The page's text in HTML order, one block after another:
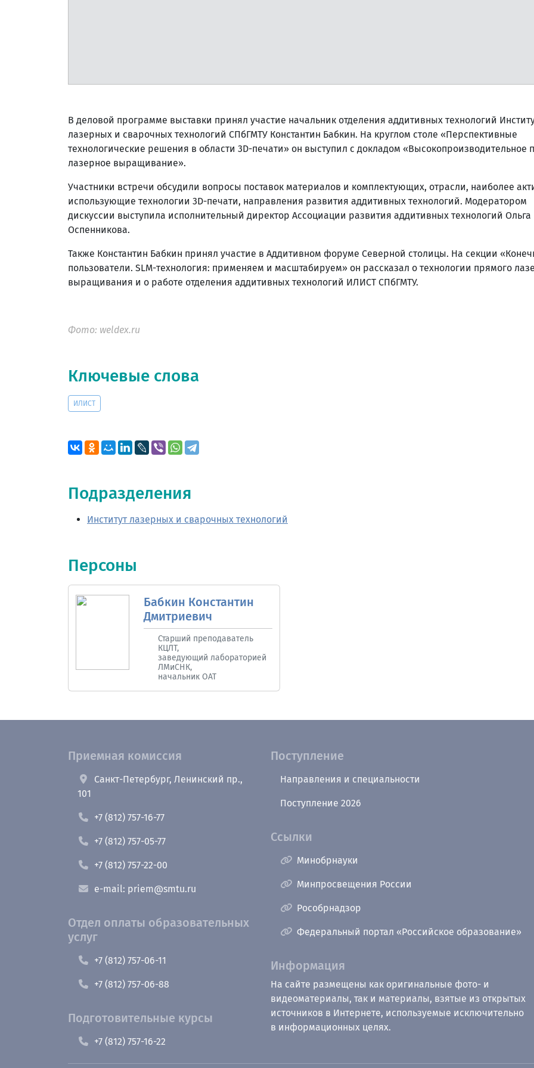
В деловой программе выставки принял участие начальник отделения аддитивных технологий
лазерных и сварочных технологий СПбГМТУ Константин Бабкин. На круглом столе «Перспективные
технологические решения в области 3D-печати» он выступил с докладом «Высокопроизводительное
лазерное выращивание».
Участники встречи обсудили вопросы поставок материалов и комплектующих, отрасли, наиболее
использующие технологии 3D-печати, направления развития аддитивных технологий. Модератором
дискуссии выступила исполнительный директор Ассоциации развития аддитивных технологий Ольга
Оспенникова.
Также Константин Бабкин принял участие в Аддитивном форуме Северной столицы. На секции
пользователи. SLM-технология: применяем и масштабируем» он рассказал о технологии прямого
выращивания и о работе отделения аддитивных технологий ИЛИСТ СПбГМТУ.
Фото: weldex.ru
Ключевые слова
ИЛИСТ
Подразделения
Институт лазерных и сварочных технологий
Персоны
Бабкин Константин
Дмитриевич
Старший преподаватель
КЦЛТ,
заведующий лабораторией
ЛМиСНК,
начальник ОАТ
Приемная комиссия
Санкт-Петербург, Ленинский пр.,
101
+7 (812) 757-16-77
+7 (812) 757-05-77
+7 (812) 757-22-00
e-mail: priem@smtu.ru
Отдел оплаты образовательных
услуг
+7 (812) 757-06-11
+7 (812) 757-06-88
Подготовительные курсы
+7 (812) 757-16-22
Поступление
Направления и специальности
Поступление 2026
Ссылки
Минобрнауки
Минпросвещения России
Рособрнадзор
Федеральный портал «Российское образование»
Информация
На сайте размещены как оригинальные фото- и
видеоматериалы, так и материалы, взятые из открытых
источников в Интернете, используемые исключительно
в информационных целях.